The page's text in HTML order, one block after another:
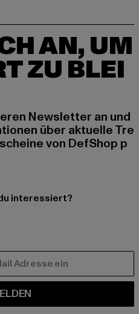
AN, UM
ZU BLEI
Newsletter an und
über aktuelle Tre
von DefShop p
interessiert?